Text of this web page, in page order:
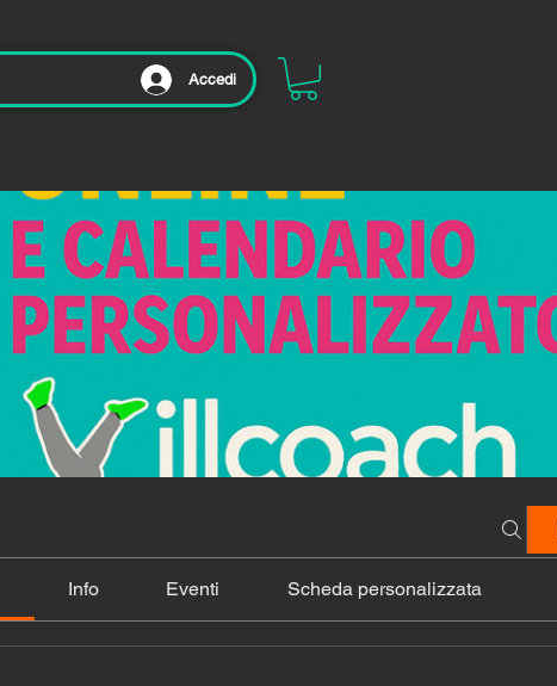
Accedi
Info Eventi Scheda personalizzata